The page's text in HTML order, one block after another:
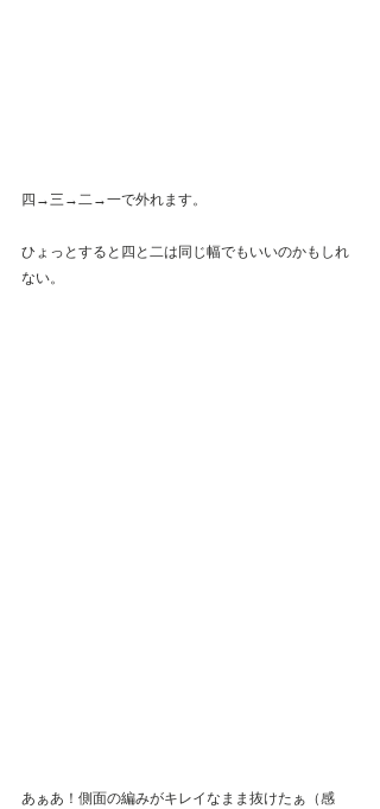
四→三→二→一で外れます。
ひょっとすると四と二は同じ幅でもいいのかもしれ
ない。
あぁあ！側面の編みがキレイなまま抜けたぁ（感